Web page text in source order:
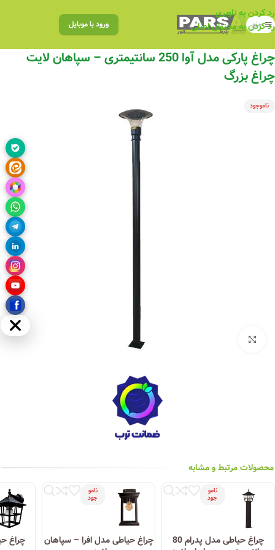
رد کردن به ناوبری
رد کردن به محتوای اصلی
منو ورود با موبایل
چراغ پارکی مدل آوا 250 سانتیمتری – سپاهان لایت
چراغ بزرگ
ناموجود
محصولات مرتبط و مشابه
نامو
جود
چراغ حیاطی مدل پدرام 80
نامو
جود
چراغ حیاطی مدل افرا – سپاهان